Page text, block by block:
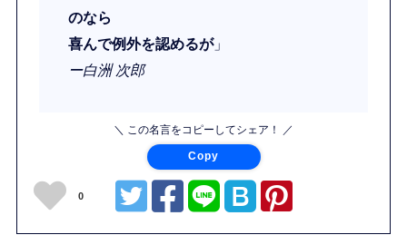
のなら
喜んで例外を認めるが」
ー白洲 次郎
＼ この名言をコピーしてシェア！ ／
Copy
0